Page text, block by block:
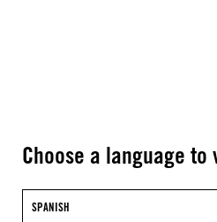
Choose a language
SPANISH